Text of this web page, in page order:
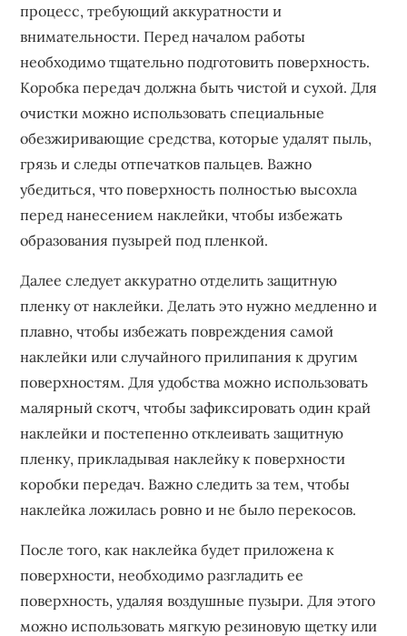
процесс, требующий аккуратности и
внимательности. Перед началом работы
необходимо тщательно подготовить поверхность.
Коробка передач должна быть чистой и сухой. Для
очистки можно использовать специальные
обезжиривающие средства, которые удалят пыль,
грязь и следы отпечатков пальцев. Важно
убедиться, что поверхность полностью высохла
перед нанесением наклейки, чтобы избежать
образования пузырей под пленкой.
Далее следует аккуратно отделить защитную
пленку от наклейки. Делать это нужно медленно и
плавно, чтобы избежать повреждения самой
наклейки или случайного прилипания к другим
поверхностям. Для удобства можно использовать
малярный скотч, чтобы зафиксировать один край
наклейки и постепенно отклеивать защитную
пленку, прикладывая наклейку к поверхности
коробки передач. Важно следить за тем, чтобы
наклейка ложилась ровно и не было перекосов.
После того, как наклейка будет приложена к
поверхности, необходимо разгладить ее
поверхность, удаляя воздушные пузыри. Для этого
можно использовать мягкую резиновую щетку или